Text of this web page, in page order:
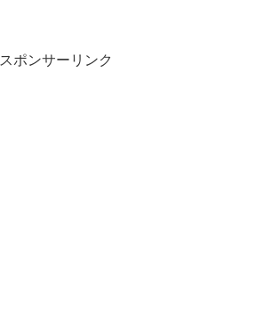
スポンサーリンク